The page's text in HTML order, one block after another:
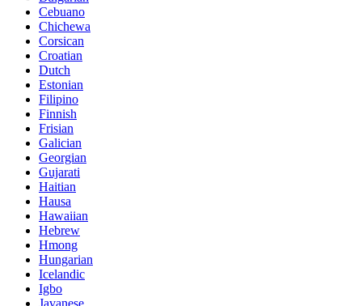
Cebuano
Chichewa
Corsican
Croatian
Dutch
Estonian
Filipino
Finnish
Frisian
Galician
Georgian
Gujarati
Haitian
Hausa
Hawaiian
Hebrew
Hmong
Hungarian
Icelandic
Igbo
Javanese